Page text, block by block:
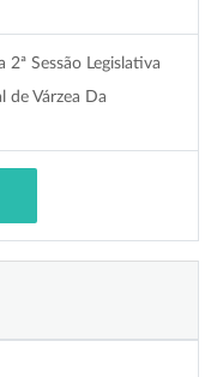
Sessão Legislativa
de Várzea Da